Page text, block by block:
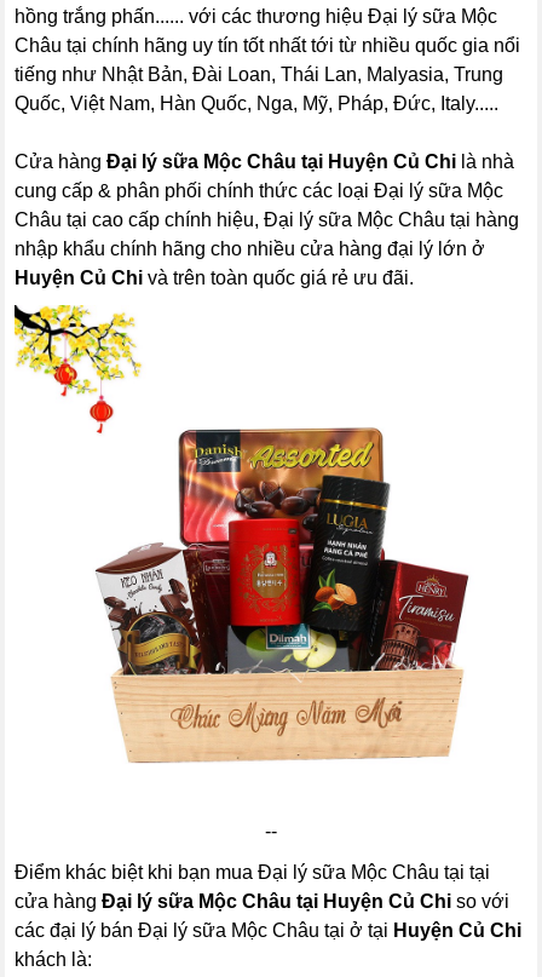
hồng trắng phấn...... với các thương hiệu Đại lý sữa Mộc
Châu tại chính hãng uy tín tốt nhất tới từ nhiều quốc gia nổi
tiếng như Nhật Bản, Đài Loan, Thái Lan, Malyasia, Trung
Quốc, Việt Nam, Hàn Quốc, Nga, Mỹ, Pháp, Đức, Italy.....
Cửa hàngĐại lý sữa Mộc Châu tại Huyện Củ Chi là nhà
cung cấp & phân phối chính thức các loại Đại lý sữa Mộc
Châu tại cao cấp chính hiệu, Đại lý sữa Mộc Châu tại hàng
nhập khẩu chính hãng cho nhiều cửa hàng đại lý lớn ở
Huyện Củ Chi và trên toàn quốc giá rẻ ưu đãi.
--
Điểm khác biệt khi bạn mua Đại lý sữa Mộc Châu tại tại
cửa hàngĐại lý sữa Mộc Châu tại Huyện Củ Chi so với
các đại lý bán Đại lý sữa Mộc Châu tại ở tại Huyện Củ Chi
khách là: